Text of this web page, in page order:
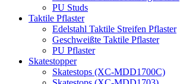
PU Studs
Taktile Pflaster
Edelstahl Taktile Streifen Pflaster
Geschweißte Taktile Pflaster
PU Pflaster
Skatestopper
Skatestops (XC-MDD1700C)